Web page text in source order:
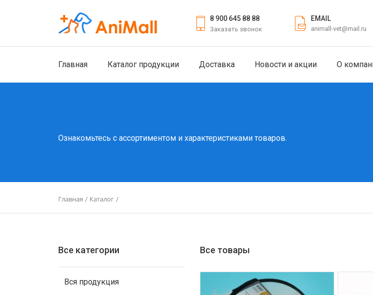
8 900 645 88 88
Заказать звонок
EMAIL
animall-vet@mail.ru
Главная Каталог продукции Доставка Новости и акции О
Ознакомьтесь с ассортиментом и характеристиками товаров.
Главная / Каталог /
Все категории
Вся продукция
Все товары